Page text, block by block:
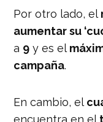
Por otro lado, el
aumentar su
a 9 y es el
campaña.
En cambio, el
encuentra en el